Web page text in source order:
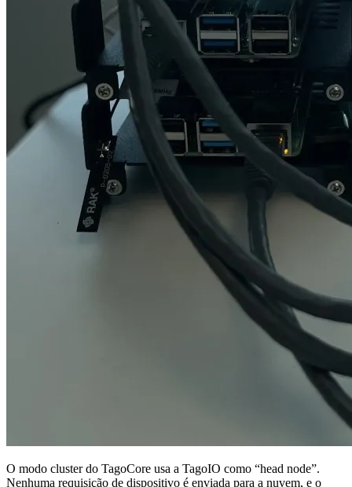
O modo cluster do TagoCore usa a TagoIO como “head node”.
Nenhuma requisição de dispositivo é enviada para a nuvem, e o